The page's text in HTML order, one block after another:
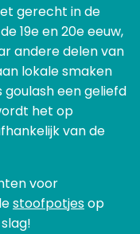
gerecht in de
19e en 20e eeuw,
andere delen van
lokale smaken
een geliefd
het op
van de
voor
stoofpotjesop